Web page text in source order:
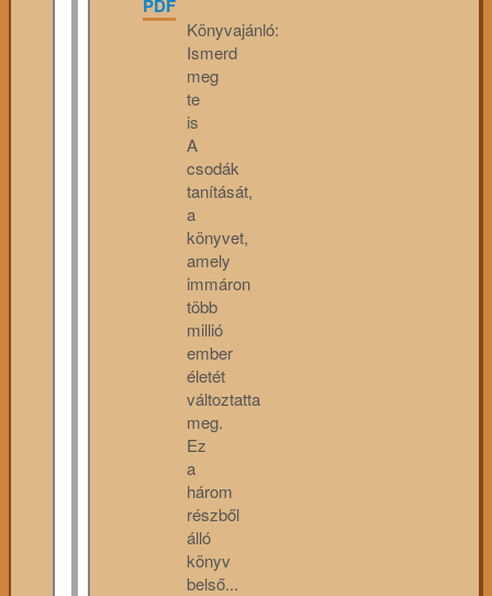
PDF
Könyvajánló:
Ismerd
meg
te
is
A
csodák
tanítását,
a
könyvet,
amely
immáron
több
millió
ember
életét
változtatta
meg.
Ez
a
három
részből
álló
könyv
belső...